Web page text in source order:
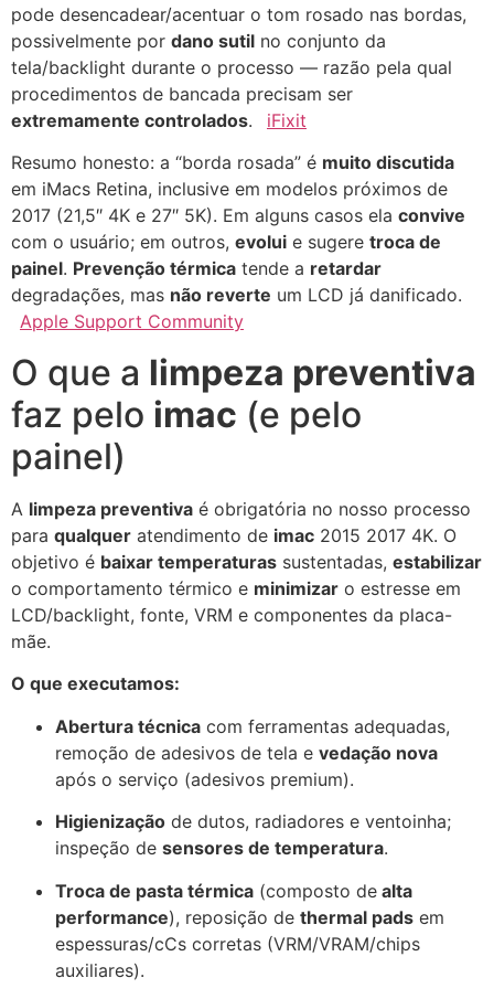
pode desencadear/acentuar o tom rosado nas bordas,
possivelmente por dano sutil no conjunto da
tela/backlight durante o processo — razão pela qual
procedimentos de bancada precisam ser
extremamente controlados.
iFixit
Resumo honesto: a “borda rosada” é muito discutida
em iMacs Retina, inclusive em modelos próximos de
2017 (21,5″ 4K e 27″ 5K). Em alguns casos ela convive
com o usuário; em outros, evolui e sugere troca de
painel. Prevenção térmica tende a retardar
degradações, mas não reverte um LCD já danificado.
Apple Support Community
O que a limpeza preventiva
faz pelo imac (e pelo
painel)
A limpeza preventiva é obrigatória no nosso processo
para qualquer atendimento de imac 2015 2017 4K. O
objetivo é baixar temperaturas sustentadas, estabilizar
o comportamento térmico e minimizar o estresse em
LCD/backlight, fonte, VRM e componentes da placa-
mãe.
O que executamos:
Abertura técnica com ferramentas adequadas,
remoção de adesivos de tela e vedação nova
após o serviço (adesivos premium).
Higienização de dutos, radiadores e ventoinha;
inspeção de sensores de temperatura.
Troca de pasta térmica (composto de alta
performance), reposição de thermal pads em
espessuras/cCs corretas (VRM/VRAM/chips
auxiliares).